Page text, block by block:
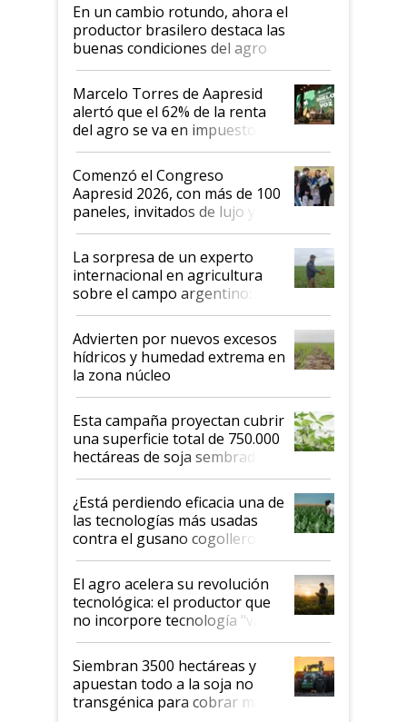
En un cambio rotundo, ahora el
productor brasilero destaca las
buenas condiciones del agro
argentino para invertir: "Los veo
más motivados"
Marcelo Torres de Aapresid
alertó que el 62% de la renta
del agro se va en impuestos:
"No es bueno que en
Argentina se sigan discutiendo
las mismas cosas de hace 50
años"
Comenzó el Congreso
Aapresid 2026, con más de 100
paneles, invitados de lujo y
todas las tendencias
La sorpresa de un experto
internacional en agricultura
sobre el campo argentino:
"Estoy muy impresionado"
Advierten por nuevos excesos
hídricos y humedad extrema en
la zona núcleo
Esta campaña proyectan cubrir
una superficie total de 750.000
hectáreas de soja sembradas
con una nueva generación de
variedades que marcan un
salto tecnológico en genética y
rendimiento
¿Está perdiendo eficacia una de
las tecnologías más usadas
contra el gusano cogollero? El
desafío de una tecnología clave
El agro acelera su revolución
tecnológica: el productor que
no incorpore tecnología "va a
perder el tren"
Siembran 3500 hectáreas y
apuestan todo a la soja no
transgénica para cobrar más